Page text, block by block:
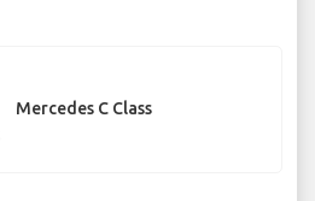
Mercedes C Class